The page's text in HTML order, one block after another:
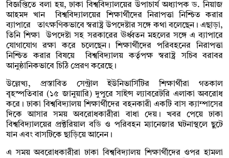
বিজ্ঞপ্তিতে বলা হয়, ঢাকা বিশ্ববিদ্যালয়ের উপাচার্য অধ্যাপক ড. নিয়াজ
আহমদ খান বিশ্ববিদ্যালয়ের শিক্ষার্থীদের নিরাপত্তা নিশ্চিত করার
ব্যাপারে তাৎক্ষণিকভাবে স্বরাষ্ট্র উপদেষ্টার সঙ্গে কথা বলেছেন। এছাড়া,
তিনি শিক্ষা উপদেষ্টা সহ সরকারের ঊর্ধ্বতন মহলের সঙ্গে এ ব্যাপারে
যোগাযোগ রক্ষা করে চলেছেন। শিক্ষার্থীদের পরিবহনের নিরাপত্তা
নিশ্চিত করার বিষয়ে বিশ্ববিদ্যালয় কর্তৃপক্ষ স্বরাষ্ট্র সচিব বরাবর
আনুষ্ঠানিকভাবে চিঠি প্রেরণ করেছে।
উল্লেখ্য, প্রস্তাবিত সেন্ট্রাল ইউনিভার্সিটির শিক্ষার্থীরা গতকাল
বৃহস্পতিবার (১৫ জানুয়ারি) দুপুরে সাইন্স ল্যাবরেটরি এলাকা অবরোধ
করে। ঢাকা বিশ্ববিদ্যালয় শিক্ষার্থীদের বহনকারী একটি বাস ক্যাম্পাসের
দিকে আসার সময় অবরোধকারীরা বাধা দেয়। খবর পেয়ে ঢাকা
বিশ্ববিদ্যালয়ের প্রক্টরিয়াল বডি ও পরিবহন ম্যানেজার ঘটনাস্থলে ছুটে
যান এবং বাসটিকে ছাড়িয়ে আনেন।
এ সময় অবরোধকারীরা ঢাকা বিশ্ববিদ্যালয় শিক্ষার্থীদের ওপর হামলা